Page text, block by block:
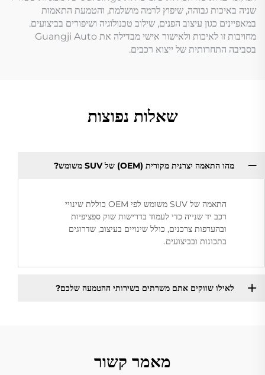
שניה באיכות גבוהה, שיפוץ לרמה מושלמת, והטמעת התאמות
במאפיינים כגון עיצוב הפנים, שילוב טכנולוגיה ושיפורים בביצועים.
מחויבות זו לאיכות ולאישור אישי מבדילה את Guangji Auto
בסביבה התחרותית של ייצוא רכבים.
שאלות נפוצות
מהו התאמה יצרנית מקורית (OEM) של SUV משומש?
התאמה של SUV משומש לפי OEM כוללת שינויי
רכב יד שנייה כדי לעמוד בדרישות שוק ספציפיות
ובהעדפות צרכנים, כולל שינויים בעיצוב, שדרוגים
בתכונות ובביצועים.
לאילו שווקים אתם משרתים בשירותי ההטמעה שלכם?
מאמר קשור